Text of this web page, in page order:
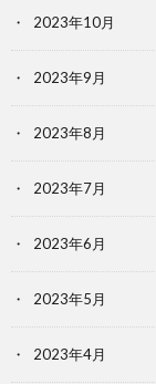
2023年10月
2023年9月
2023年8月
2023年7月
2023年6月
2023年5月
2023年4月